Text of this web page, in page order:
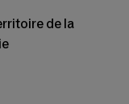
de la